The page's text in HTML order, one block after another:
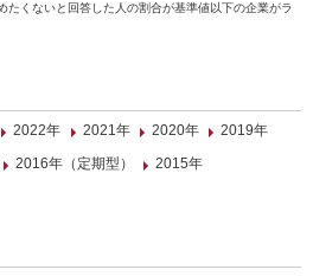
くないと回答した人の割合が基準値以下の企業がラ
2022年 2021年 2020年
2019年
2016年（定期型）
2015年